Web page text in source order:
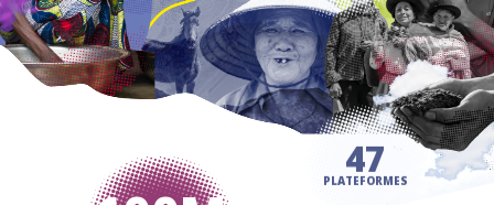
47
PLATEFORMES
100M
PERSONNES